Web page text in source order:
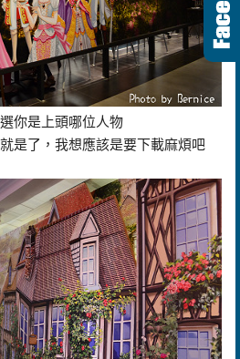
你是上頭哪位人物
了，我想應該是要下載麻煩吧